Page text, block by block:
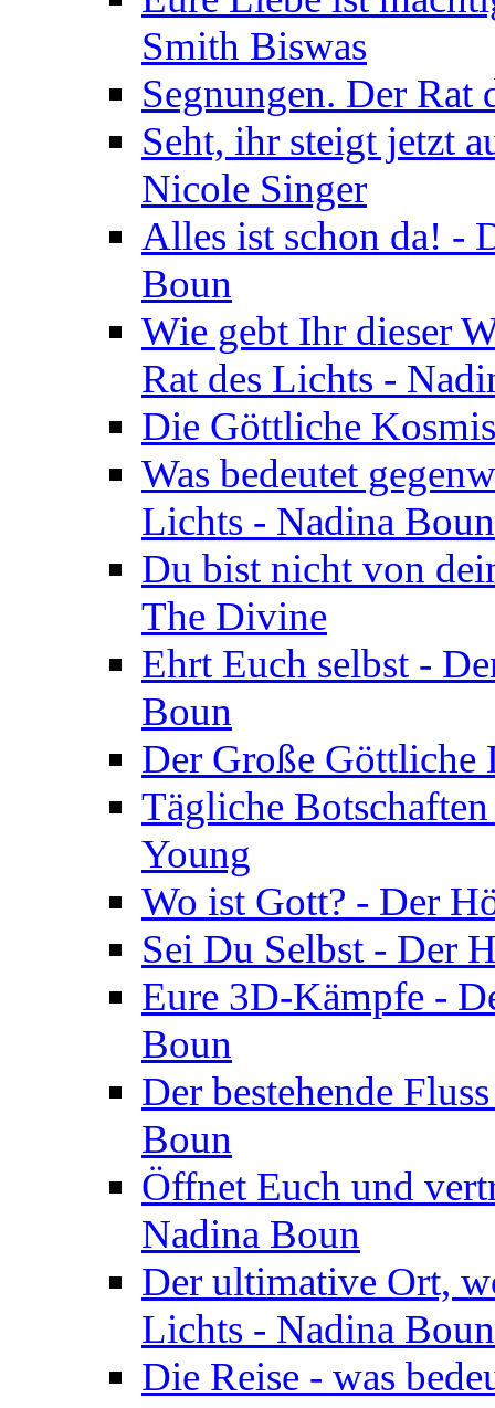
Smith Biswas
Segnungen. Der
Seht, ihr steigt jetzt
Nicole Singer
Alles ist schon da! -
Boun
Wie gebt Ihr dieser
Rat des Lichts -
Die Göttliche
Was bedeutet
Lichts - Nadina Boun
Du bist nicht von
The Divine
Ehrt Euch selbst -
Boun
Der Große
Tägliche
Young
Wo ist Gott? - Der
Sei Du Selbst - Der
Eure 3D-Kämpfe -
Boun
Der bestehende
Boun
Öffnet Euch und
Nadina Boun
Der ultimative Ort,
Lichts - Nadina Boun
Die Reise - was